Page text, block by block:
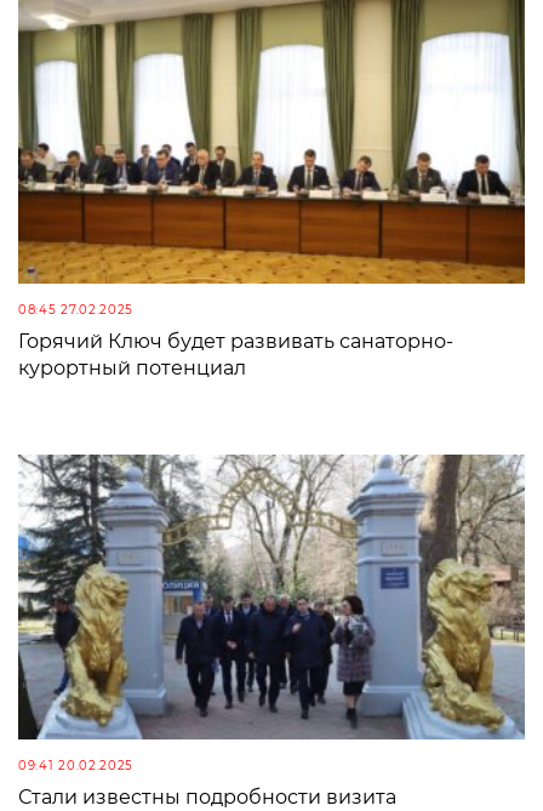
08:45 27.02.2025
Горячий Ключ будет развивать санаторно-
курортный потенциал
09:41 20.02.2025
Стали известны подробности визита